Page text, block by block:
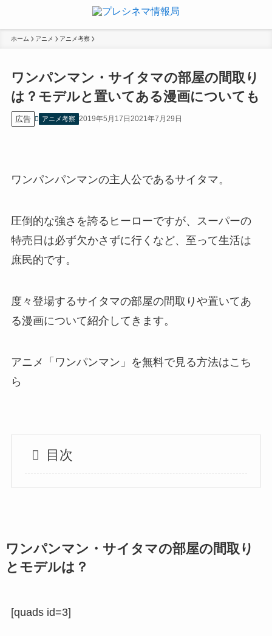
ホーム アニメ アニメ考察
ワンパンマン・サイタマの部屋の間取り
は？モデルと置いてある漫画についても
広告 アニメ考察 2019年5月17日2021年7月29日
ワンパンパンマンの主人公であるサイタマ。
圧倒的な強さを誇るヒーローですが、スーパーの
特売日は必ず欠かさずに行くなど、至って生活は
庶民的です。
度々登場するサイタマの部屋の間取りや置いてあ
る漫画について紹介してきます。
アニメ「ワンパンマン」を無料で見る方法はこち
ら
目次
ワンパンマン・サイタマの部屋の間取り
とモデルは？
[quads id=3]